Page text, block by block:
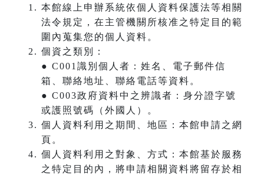
本館線上申辦系統依個人資料保護法等相關
法令規定，在主管機關所核准之特定目的範
圍內蒐集您的個人資料。
個資之類別：
● C001識別個人者：姓名、電子郵件信
箱、聯絡地址、聯絡電話等資料。
● C003政府資料中之辨識者：身分證字號
或護照號碼（外國人）。
個人資料利用之期間、地區：本館申請之網
頁。
個人資料利用之對象、方式：本館基於服務
之特定目的內，將申請相關資料將留存於相